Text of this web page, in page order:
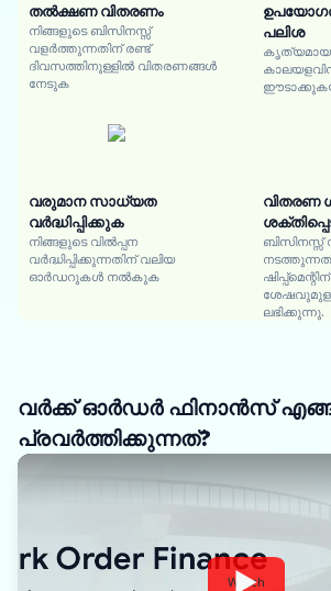
തൽക്ഷണ വിതരണം
നിങ്ങളുടെ ബിസിനസ്സ്
വളർത്തുന്നതിന് രണ്ട്
ദിവസത്തിനുള്ളിൽ വിതരണങ്ങൾ
നേടുക
പലിശ
വരുമാന സാധ്യത
വർദ്ധിപ്പിക്കുക
നിങ്ങളുടെ വിൽപ്പന
വർദ്ധിപ്പിക്കുന്നതിന് വലിയ
ഓർഡറുകൾ നൽകുക
വിതരണ
ബിസിനസ്സ്
ലഭിക്കുന്നു.
വർക്ക് ഓർഡർ ഫിനാൻസ്
പ്രവർത്തിക്കുന്നത്?
Watch